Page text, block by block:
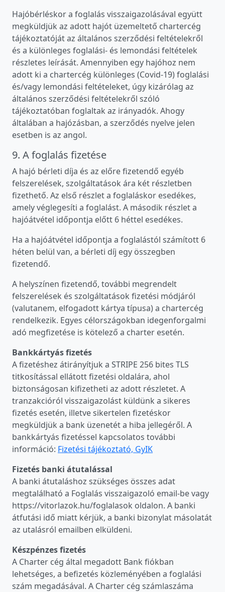
Hajóbérléskor a foglalás visszaigazolásával együtt
megküldjük az adott hajót üzemeltető chartercég
tájékoztatóját az általános szerződési feltételekről
és a különleges foglalási- és lemondási feltételek
részletes leírását. Amennyiben egy hajóhoz nem
adott ki a chartercég különleges (Covid-19) foglalási
és/vagy lemondási feltételeket, úgy kizárólag az
általános szerződési feltételekről szóló
tájékoztatóban foglaltak az irányadók. Ahogy
általában a hajózásban, a szerződés nyelve jelen
esetben is az angol.
9. A foglalás fizetése
A hajó bérleti díja és az előre fizetendő egyéb
felszerelések, szolgáltatások ára két részletben
fizethető. Az első részlet a foglaláskor esedékes,
amely véglegesíti a foglalást. A második részlet a
hajóátvétel időpontja előtt 6 héttel esedékes.
Ha a hajóátvétel időpontja a foglalástól számított 6
héten belül van, a bérleti díj egy összegben
fizetendő.
A helyszínen fizetendő, további megrendelt
felszerelések és szolgáltatások fizetési módjáról
(valutanem, elfogadott kártya típusa) a chartercég
rendelkezik. Egyes célországokban idegenforgalmi
adó megfizetése is kötelező a charter esetén.
Bankkártyás fizetés
A fizetéshez átirányítjuk a STRIPE 256 bites TLS
titkosítással ellátott fizetési oldalára, ahol
biztonságosan kifizetheti az adott részletet. A
tranzakcióról visszaigazolást küldünk a sikeres
fizetés esetén, illetve sikertelen fizetéskor
megküldjük a bank üzenetét a hiba jellegéről. A
bankkártyás fizetéssel kapcsolatos további
információ: Fizetési tájékoztató, GyIK
Fizetés banki átutalással
A banki átutaláshoz szükséges összes adat
megtalálható a Foglalás visszaigazoló email-be vagy
https://vitorlazok.hu/foglalasok oldalon. A banki
átfutási idő miatt kérjük, a banki bizonylat másolatát
az utalásról emailben elküldeni.
Készpénzes fizetés
A Charter cég által megadott Bank fiókban
lehetséges, a befizetés közleményében a foglalási
szám megadásával. A Charter cég számlaszáma